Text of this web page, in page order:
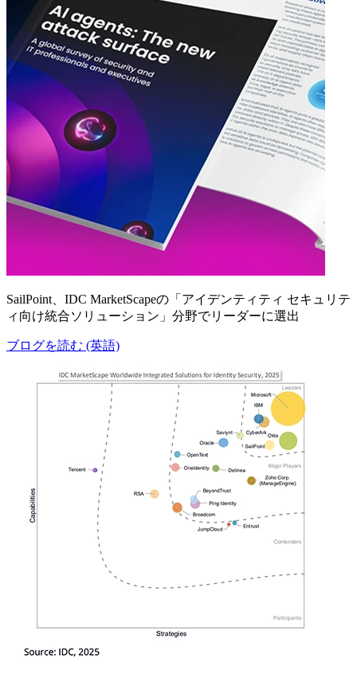
SailPoint、IDC MarketScapeの「アイデンティティ セキュリテ
ィ向け統合ソリューション」分野でリーダーに選出
ブログを読む (英語)